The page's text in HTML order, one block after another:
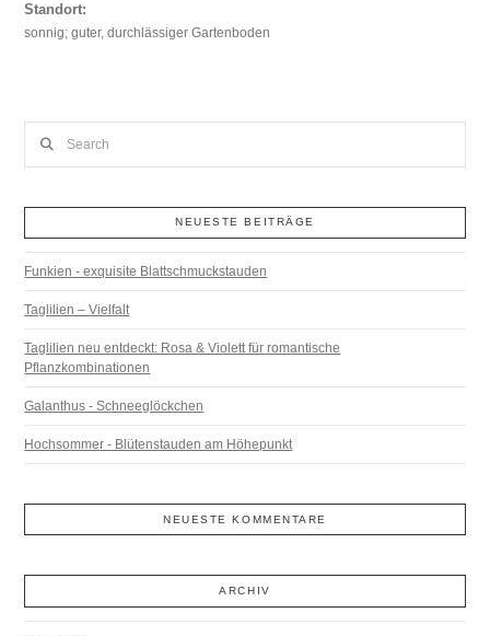
Standort:
sonnig; guter, durchlässiger Gartenboden
NEUESTE BEITRÄGE
Funkien - exquisite Blattschmuckstauden
Taglilien – Vielfalt
Taglilien neu entdeckt: Rosa & Violett für romantische
Pflanzkombinationen
Galanthus - Schneeglöckchen
Hochsommer - Blütenstauden am Höhepunkt
NEUESTE KOMMENTARE
ARCHIV